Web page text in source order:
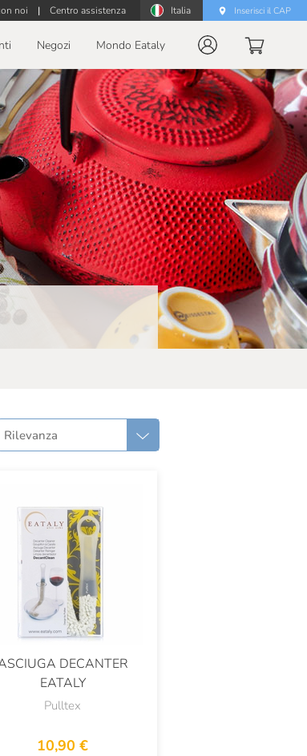
noi | Centro assistenza Italia Inserisci il CAP
Negozi Mondo Eataly
Rilevanza
DECANTER
EATALY
Pulltex
10,90 €